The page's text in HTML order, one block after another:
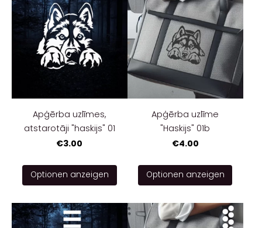
Apģērba uzlīmes,
atstarotāji "haskijs" 01
€3.00
Optionen anzeigen
Apģērba uzlīme
"Haskijs" 01b
€4.00
Optionen anzeigen